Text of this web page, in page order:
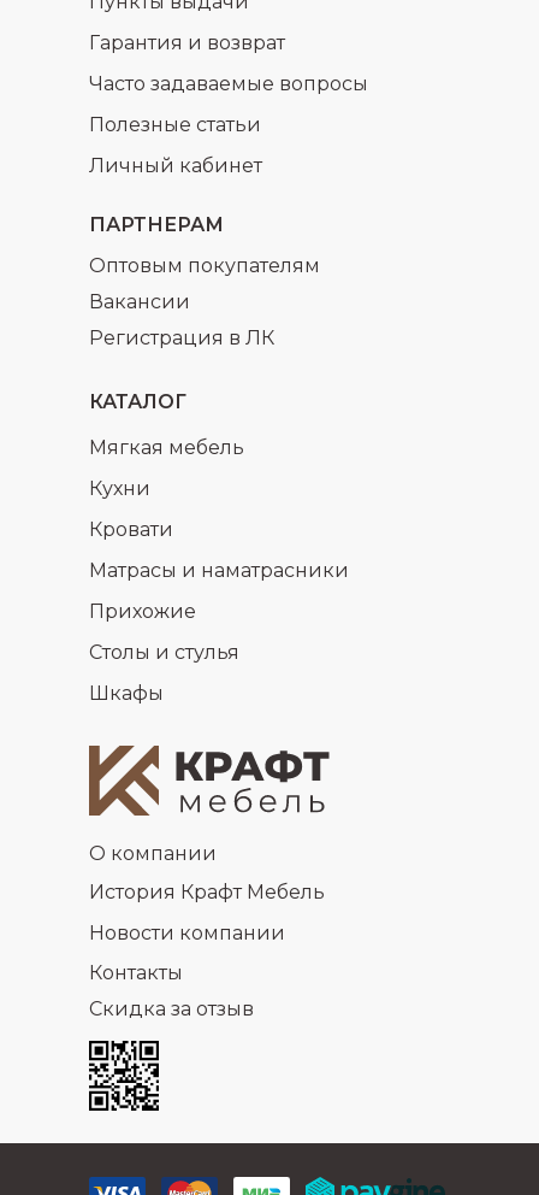
ПАРТНЕРАМ
Регистрация в ЛК
Оптовым покупателям
Вакансии
КАТАЛОГ
Кухни
Мягкая мебель
Кровати
Матрасы и наматрасники
Прихожие
Столы и стулья
Шкафы
Часто задаваемые вопросы
Гарантия и возврат
Полезные статьи
Личный кабинет
О компании
История Крафт Мебель
Новости компании
Контакты
Скидка за отзыв